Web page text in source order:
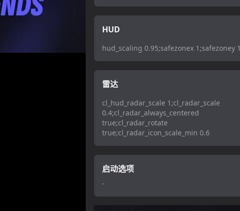
HUD
hud_scaling 0.95;safezonex 1;safezoney 1
雷达
cl_hud_radar_scale 1;cl_radar_scale
0.4;cl_radar_always_centered
true;cl_radar_rotate
true;cl_radar_icon_scale_min 0.6
启动选项
-